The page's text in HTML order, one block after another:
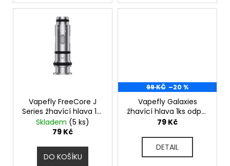
Vapefly FreeCore J
Series žhavící hlava 1ks
odpor 1,4ohm
Skladem (5 ks)
79 Kč
DO KOŠÍKU
99 KČ –20 %
Vapefly Galaxies
žhavící hlava 1ks odpor
0,5ohm
79 Kč
DETAIL